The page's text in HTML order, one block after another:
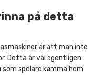
på detta
är att man inte
Detta är väl egentligen
spelare kamma hem